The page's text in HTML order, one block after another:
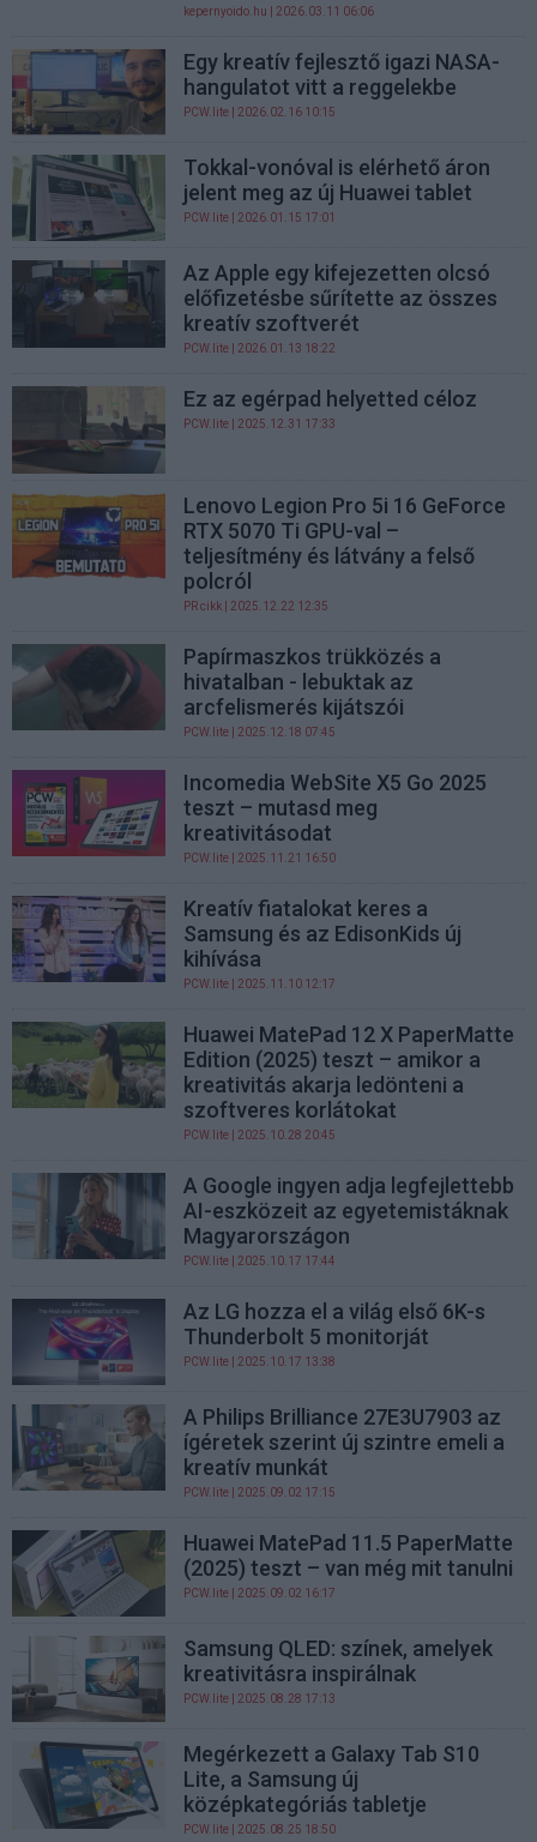
kepernyoido.hu | 2026.03.11 06:06
Egy kreatív fejlesztő igazi NASA-
hangulatot vitt a reggelekbe
PCW.lite | 2026.02.16 10:15
Tokkal-vonóval is elérhető áron
jelent meg az új Huawei tablet
PCW.lite | 2026.01.15 17:01
Az Apple egy kifejezetten olcsó
előfizetésbe sűrítette az összes
kreatív szoftverét
PCW.lite | 2026.01.13 18:22
Ez az egérpad helyetted céloz
PCW.lite | 2025.12.31 17:33
Lenovo Legion Pro 5i 16 GeForce
RTX 5070 Ti GPU-val –
teljesítmény és látvány a felső
polcról
PR cikk | 2025.12.22 12:35
Papírmaszkos trükközés a
hivatalban - lebuktak az
arcfelismerés kijátszói
PCW.lite | 2025.12.18 07:45
Incomedia WebSite X5 Go 2025
teszt – mutasd meg
kreativitásodat
PCW.lite | 2025.11.21 16:50
Kreatív fiatalokat keres a
Samsung és az EdisonKids új
kihívása
PCW.lite | 2025.11.10 12:17
Huawei MatePad 12 X PaperMatte
Edition (2025) teszt – amikor a
kreativitás akarja ledönteni a
szoftveres korlátokat
PCW.lite | 2025.10.28 20:45
A Google ingyen adja legfejlettebb
AI-eszközeit az egyetemistáknak
Magyarországon
PCW.lite | 2025.10.17 17:44
Az LG hozza el a világ első 6K-s
Thunderbolt 5 monitorját
PCW.lite | 2025.10.17 13:38
A Philips Brilliance 27E3U7903 az
ígéretek szerint új szintre emeli a
kreatív munkát
PCW.lite | 2025.09.02 17:15
Huawei MatePad 11.5 PaperMatte
(2025) teszt – van még mit tanulni
PCW.lite | 2025.09.02 16:17
Samsung QLED: színek, amelyek
kreativitásra inspirálnak
PCW.lite | 2025.08.28 17:13
Megérkezett a Galaxy Tab S10
Lite, a Samsung új
középkategóriás tabletje
PCW.lite | 2025.08.25 18:50